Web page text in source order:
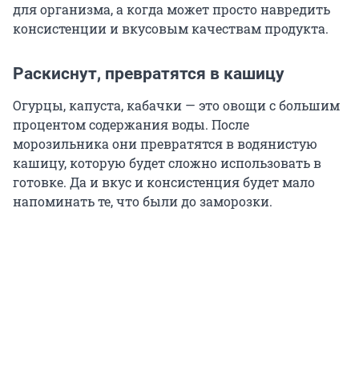
для организма, а когда может просто навредить
консистенции и вкусовым качествам продукта.
Раскиснут, превратятся в кашицу
Огурцы, капуста, кабачки — это овощи с большим
процентом содержания воды. После
морозильника они превратятся в водянистую
кашицу, которую будет сложно использовать в
готовке. Да и вкус и консистенция будет мало
напоминать те, что были до заморозки.